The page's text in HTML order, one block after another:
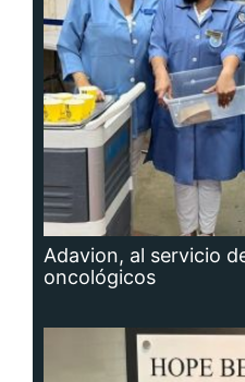
Adavion, al servicio
oncológicos